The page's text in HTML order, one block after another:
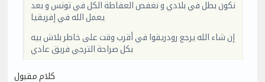
نكون بطل في بلادي و نغفص العفاطة الكل في تونس و بعد
يعمل الله في إفريقيا
إن شاء الله يرجع رودريقوا في أقرب وقت على خاطر بلاش بيه
بكل صراحة الترجي فريق عادي
كلام مقبول